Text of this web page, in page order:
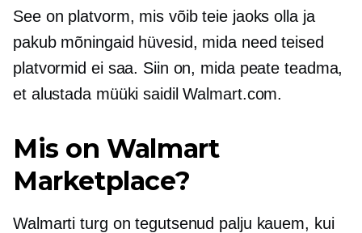
See on platvorm, mis võib teie jaoks olla ja
pakub mõningaid hüvesid, mida need teised
platvormid ei saa. Siin on, mida peate teadma,
et alustada müüki saidil Walmart.com.
Mis on Walmart
Marketplace?
Walmarti turg on tegutsenud palju kauem, kui